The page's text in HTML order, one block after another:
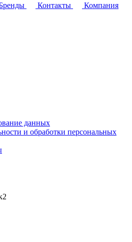
Контакты
Компания
данных
и обработки персональных